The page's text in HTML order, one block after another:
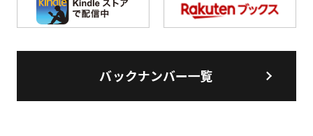
バックナンバー一覧